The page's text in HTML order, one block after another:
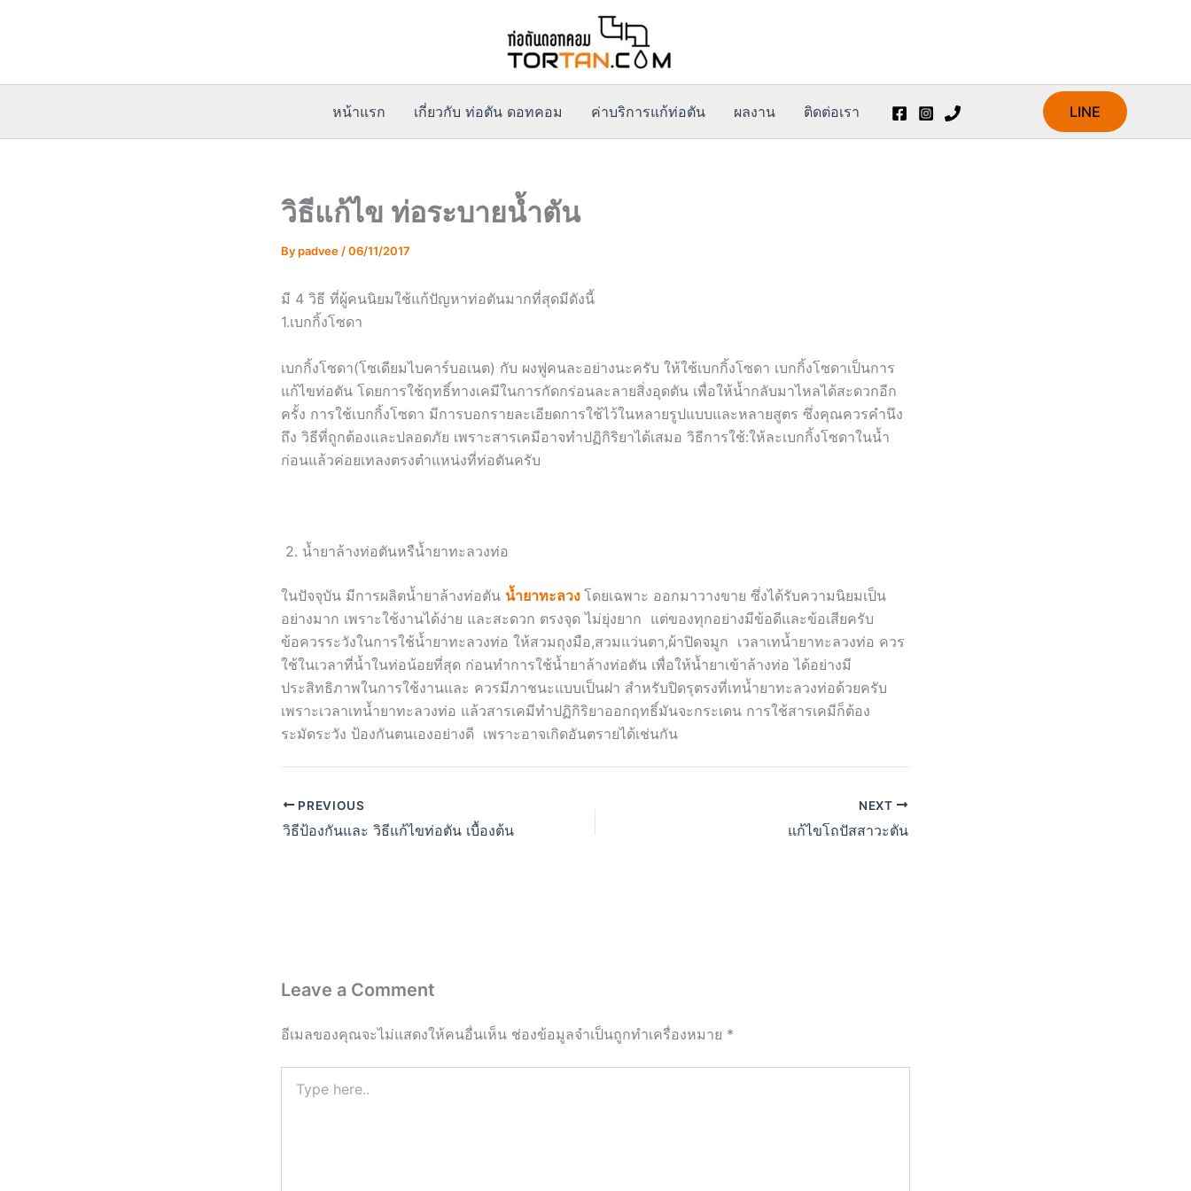
หน้าแรก เกี่ยวกับ ท่อตัน ดอทคอม ค่าบริการแก้ท่อตัน ผลงาน ติดต่อเรา LINE
วิธีแก้ไข ท่อระบายน้ำตัน
Bypadvee /06/11/2017
มี 4 วิธี ที่ผู้คนนิยมใช้แก้ปัญหาท่อตันมากที่สุดมีดังนี้
1.เบกกิ้งโซดา
เบกกิ้งโซดา(โซเดียมไบคาร์บอเนต) กับ ผงฟูคนละอย่างนะครับ ให้ใช้เบกกิ้งโซดา เบกกิ้งโซดาเป็นการ
แก้ไขท่อตัน โดยการใช้ฤทธิ์ทางเคมีในการกัดกร่อนละลายสิ่งอุดตัน เพื่อให้น้ำกลับมาไหลได้สะดวกอีก
ครั้ง การใช้เบกกิ้งโซดา มีการบอกรายละเอียดการใช้ไว้ในหลายรูปแบบและหลายสูตร ซึ่งคุณควรคำนึง
ถึง วิธีที่ถูกต้องและปลอดภัย เพราะสารเคมีอาจทำปฏิกิริยาได้เสมอ วิธีการใช้:ให้ละเบกกิ้งโซดาในน้ำ
ก่อนแล้วค่อยเทลงตรงตำแหน่งที่ท่อตันครับ
2. น้ำยาล้างท่อตันหรืน้ำยาทะลวงท่อ
ในปัจจุบัน มีการผลิตน้ำยาล้างท่อตัน น้ำยาทะลวง โดยเฉพาะ ออกมาวางขาย ซึ่งได้รับความนิยมเป็น
อย่างมาก เพราะใช้งานได้ง่าย และสะดวก ตรงจุด ไม่ยุ่งยาก แต่ของทุกอย่างมีข้อดีและข้อเสียครับ
ข้อควรระวังในการใช้น้ำยาทะลวงท่อ ให้สวมถุงมือ,สวมแว่นตา,ผ้าปิดจมูก เวลาเทน้ำยาทะลวงท่อ ควร
ใช้ในเวลาที่น้ำในท่อน้อยที่สุด ก่อนทำการใช้น้ำยาล้างท่อตัน เพื่อให้น้ำยาเข้าล้างท่อ ได้อย่างมี
ประสิทธิภาพในการใช้งานและ ควรมีภาชนะแบบเป็นฝา สำหรับปิดรุตรงที่เทน้ำยาทะลวงท่อด้วยครับ
เพราะเวลาเทน้ำยาทะลวงท่อ แล้วสารเคมีทำปฏิกิริยาออกฤทธิ์มันจะกระเดน การใช้สารเคมีก็ต้อง
ระมัดระวัง ป้องกันตนเองอย่างดี เพราะอาจเกิดอันตรายได้เช่นกัน
PREVIOUS
วิธีป้องกันและ วิธีแก้ไขท่อตัน เบื้องต้น
NEXT
แก้ไขโถปัสสาวะตัน
Leave a Comment
อีเมลของคุณจะไม่แสดงให้คนอื่นเห็น ช่องข้อมูลจำเป็นถูกทำเครื่องหมาย *
here..